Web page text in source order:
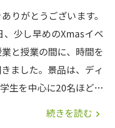
りがとうございます。
と授業の間に、時間を
ました。景品は、ディ
生を中心に20名ほどの
続きを読む navigate_next